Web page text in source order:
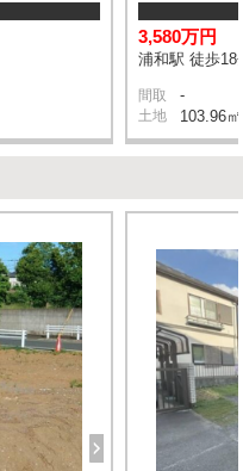
3,580万円
浦和駅 徒歩18
間取 -
土地 103.96㎡